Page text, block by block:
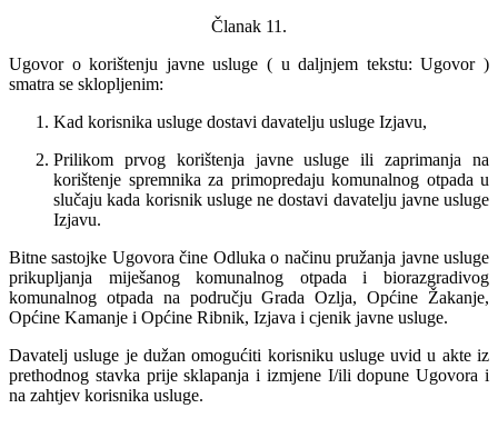
Članak 11.
Ugovor o korištenju javne usluge ( u daljnjem tekstu: Ugovor )
smatra se sklopljenim:
Kad korisnika usluge dostavi davatelju usluge Izjavu,
Prilikom prvog korištenja javne usluge ili zaprimanja na
korištenje spremnika za primopredaju komunalnog otpada u
slučaju kada korisnik usluge ne dostavi davatelju javne usluge
Izjavu.
Bitne sastojke Ugovora čine Odluka o načinu pružanja javne usluge
prikupljanja miješanog komunalnog otpada i biorazgradivog
komunalnog otpada na području Grada Ozlja, Općine Žakanje,
Općine Kamanje i Općine Ribnik, Izjava i cjenik javne usluge.
Davatelj usluge je dužan omogućiti korisniku usluge uvid u akte iz
prethodnog stavka prije sklapanja i izmjene I/ili dopune Ugovora i
na zahtjev korisnika usluge.